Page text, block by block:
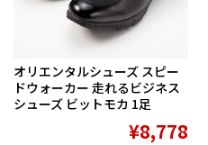
オリエンタルシューズ スピー
ドウォーカー 走れるビジネス
シューズ ビットモカ 1足
¥8,778